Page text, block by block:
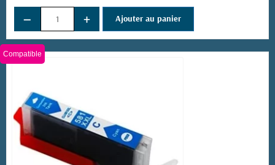
− + Ajouter au panier
Compatible